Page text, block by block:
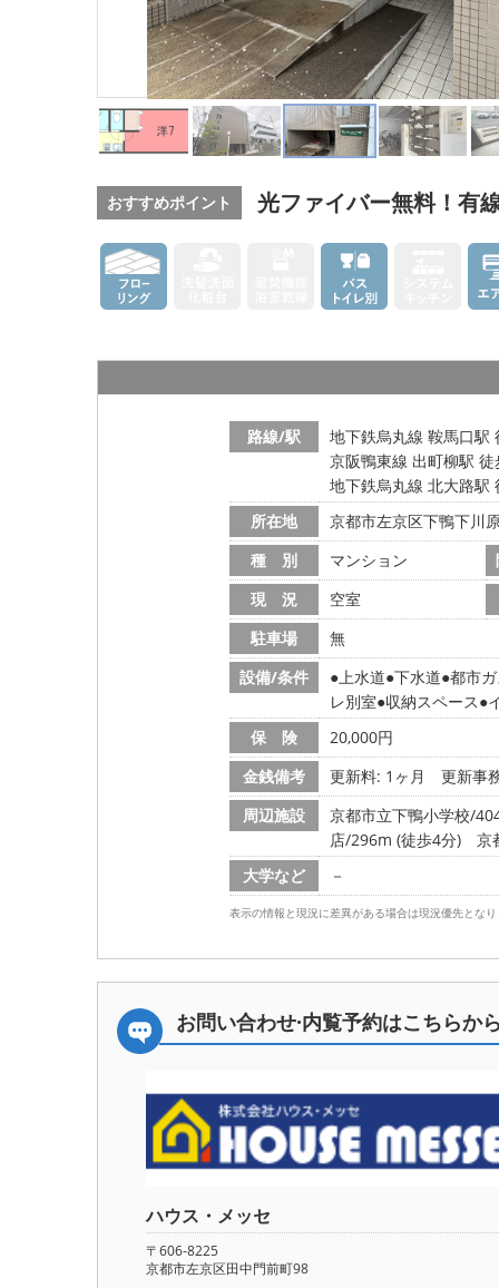
おすすめポイント 光ファイバー無料！有
路線/駅
地下鉄烏丸線 鞍馬口駅
京阪鴨東線 出町柳駅
地下鉄烏丸線 北大路駅
所在地
京都市左京区下鴨下川
種 別
マンション
現 況
空室
駐車場
無
設備/条件
上水道 下水道 都市
レ別室 収納スペース
保 険
20,000円
金銭備考
更新料: 1ヶ月
更新事
周辺施設
京都市立下鴨小学校/
店/296m (徒歩4分)
京
大学など
－
表示の情報と現況に差異がある場合は現況優先とな
お問い合わせ·内覧予約はこちらか
ハウス・メッセ
〒606-8225
京都市左京区田中門前町98